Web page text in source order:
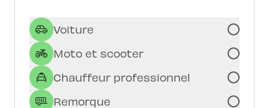
Voiture
Moto et scooter
Chauffeur professionnel
Remorque